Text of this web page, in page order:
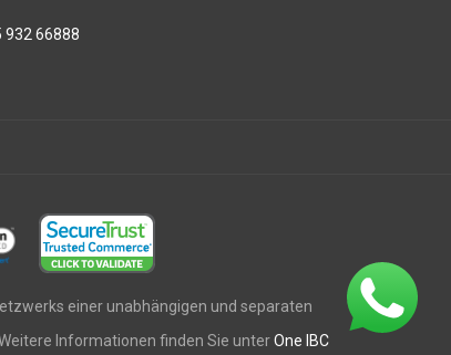
932 66888
einer unabhängigen und separaten
Informationen finden Sie unterOne IBC